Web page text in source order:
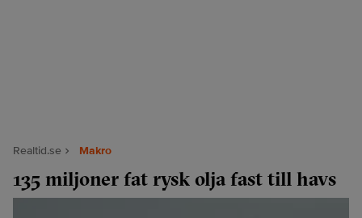
Realtid.se Makro
135 miljoner fat rysk olja fast till havs